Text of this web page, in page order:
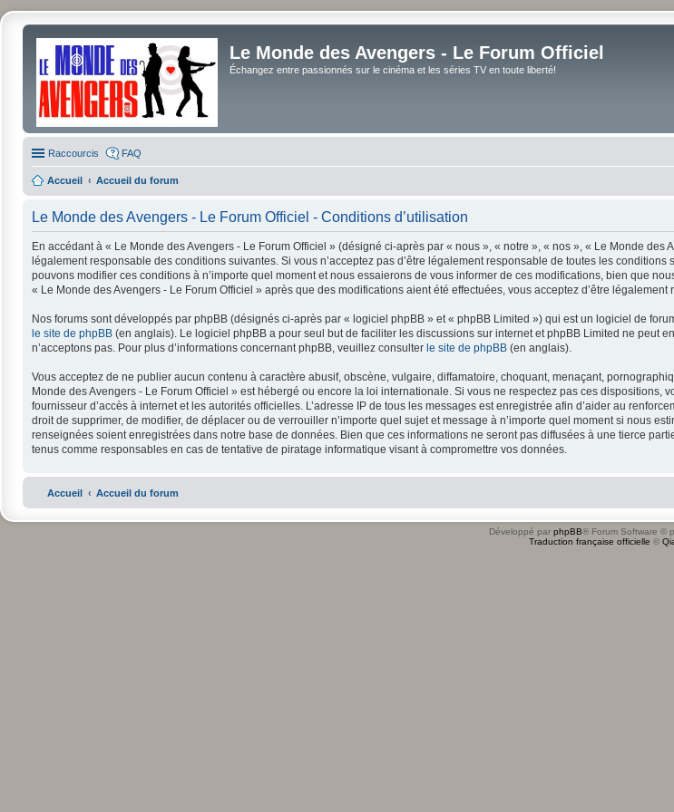
Le Monde des Avengers - Le Forum Officiel
Échangez entre passionnés sur le cinéma et les séries TV en toute liberté!
Raccourcis FAQ
Accueil Accueil du forum
Le Monde des Avengers - Le Forum Officiel - Conditions d’utilisation
En accédant à « Le Monde des Avengers - Le Forum Officiel » (désigné ci-après par « nous », « notre », « nos », « Le Monde
légalement responsable des conditions suivantes. Si vous n’acceptez pas d’être légalement responsable de toutes les
pouvons modifier ces conditions à n’importe quel moment et nous essaierons de vous informer de ces modifications, bien que
« Le Monde des Avengers - Le Forum Officiel » après que des modifications aient été effectuées, vous acceptez d’être
Nos forums sont développés par phpBB (désignés ci-après par « logiciel phpBB » et « phpBB Limited ») qui est un logiciel de
le site de phpBB (en anglais). Le logiciel phpBB a pour seul but de faciliter les discussions sur internet et phpBB Limited ne peut
n’acceptons pas. Pour plus d’informations concernant phpBB, veuillez consulter le site de phpBB (en anglais).
Vous acceptez de ne publier aucun contenu à caractère abusif, obscène, vulgaire, diffamatoire, choquant, menaçant,
Monde des Avengers - Le Forum Officiel » est hébergé ou encore la loi internationale. Si vous ne respectez pas ces
fournisseur d’accès à internet et les autorités officielles. L’adresse IP de tous les messages est enregistrée afin d’aider au
droit de supprimer, de modifier, de déplacer ou de verrouiller n’importe quel sujet et message à n’importe quel moment si nous
renseignées soient enregistrées dans notre base de données. Bien que ces informations ne seront pas diffusées à une tierce
tenus comme responsables en cas de tentative de piratage informatique visant à compromettre vos données.
Accueil Accueil du forum
Développé par phpBB® Forum Software ©
Traduction française officielle ©